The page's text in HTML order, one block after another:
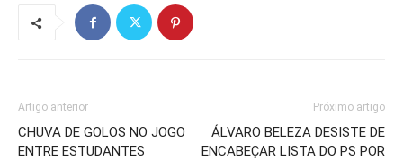
Artigo anterior
CHUVA DE GOLOS NO JOGO
ENTRE ESTUDANTES
Próximo artigo
ÁLVARO BELEZA DESISTE DE
ENCABEÇAR LISTA DO PS POR